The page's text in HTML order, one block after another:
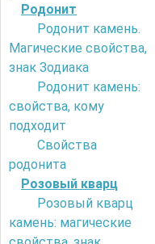
Родонит
Родонит камень.
Магические свойства,
знак Зодиака
Родонит камень:
свойства, кому
подходит
Свойства
родонита
Розовый кварц
Розовый кварц
камень: магические